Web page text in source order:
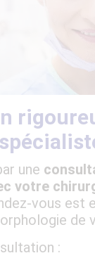
une
votre
vous est
de
: